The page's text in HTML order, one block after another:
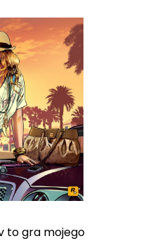
to gra mojego